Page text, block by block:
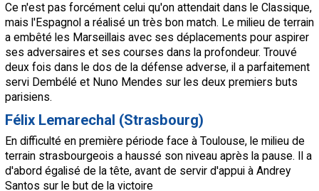
Ce n'est pas forcément celui qu'on attendait dans le Classique,
mais l'Espagnol a réalisé un très bon match. Le milieu de terrain
a embêté les Marseillais avec ses déplacements pour aspirer
ses adversaires et ses courses dans la profondeur. Trouvé
deux fois dans le dos de la défense adverse, il a parfaitement
servi Dembélé et Nuno Mendes sur les deux premiers buts
parisiens.
Félix Lemarechal (Strasbourg)
En difficulté en première période face à Toulouse, le milieu de
terrain strasbourgeois a haussé son niveau après la pause. Il a
d'abord égalisé de la tête, avant de servir d'appui à Andrey
Santos sur le but de la victoire